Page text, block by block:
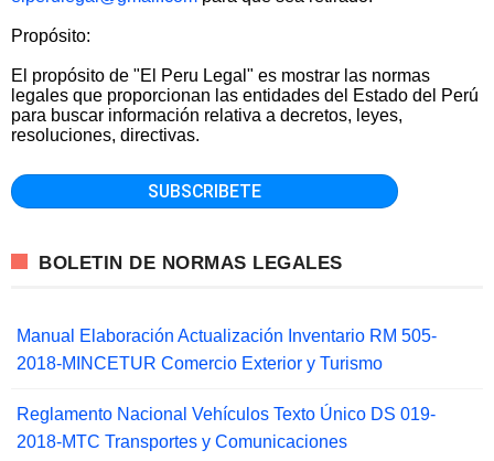
Propósito:
El propósito de "El Peru Legal" es mostrar las normas
legales que proporcionan las entidades del Estado del Perú
para buscar información relativa a decretos, leyes,
resoluciones, directivas.
BOLETIN DE NORMAS LEGALES
Manual Elaboración Actualización Inventario RM 505-
2018-MINCETUR Comercio Exterior y Turismo
Reglamento Nacional Vehículos Texto Único DS 019-
2018-MTC Transportes y Comunicaciones